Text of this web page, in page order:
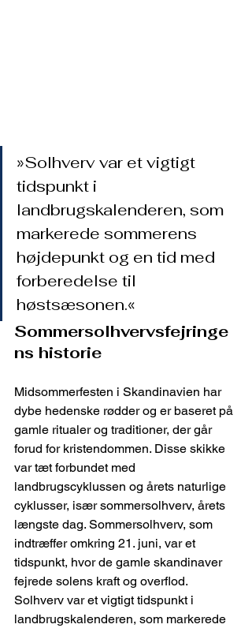
»Solhverv var et vigtigt
tidspunkt i
landbrugskalenderen, som
markerede sommerens
højdepunkt og en tid med
forberedelse til
høstsæsonen.«
Sommersolhvervsfejringe
ns historie
Midsommerfesten i Skandinavien har
dybe hedenske rødder og er baseret på
gamle ritualer og traditioner, der går
forud for kristendommen. Disse skikke
var tæt forbundet med
landbrugscyklussen og årets naturlige
cyklusser, især sommersolhverv, årets
længste dag. Sommersolhverv, som
indtræffer omkring 21. juni, var et
tidspunkt, hvor de gamle skandinaver
fejrede solens kraft og overflod.
Solhverv var et vigtigt tidspunkt i
landbrugskalenderen, som markerede